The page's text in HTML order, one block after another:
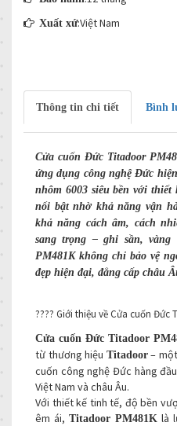
Xuất xứ:Việt Nam
Thông tin chi tiết Bình
Cửa cuốn Đức Titadoor
ứng dụng công nghệ Đức
nhôm 6003 siêu bền với
nổi bật nhờ khả năng vận
khả năng cách âm, cách
sang trọng – ghi sần, vàng
PM481K không chỉ bảo vệ
đẹp hiện đại, đẳng cấp châu
???? Giới thiệu về Cửa cuốn Đức
Cửa cuốn Đức Titadoor
từ thương hiệu Titadoor–
cuốn công nghệ Đức hàng
Việt Nam và châu Âu.
Với thiết kế tinh tế, độ bền
êm ái, Titadoor PM481K là